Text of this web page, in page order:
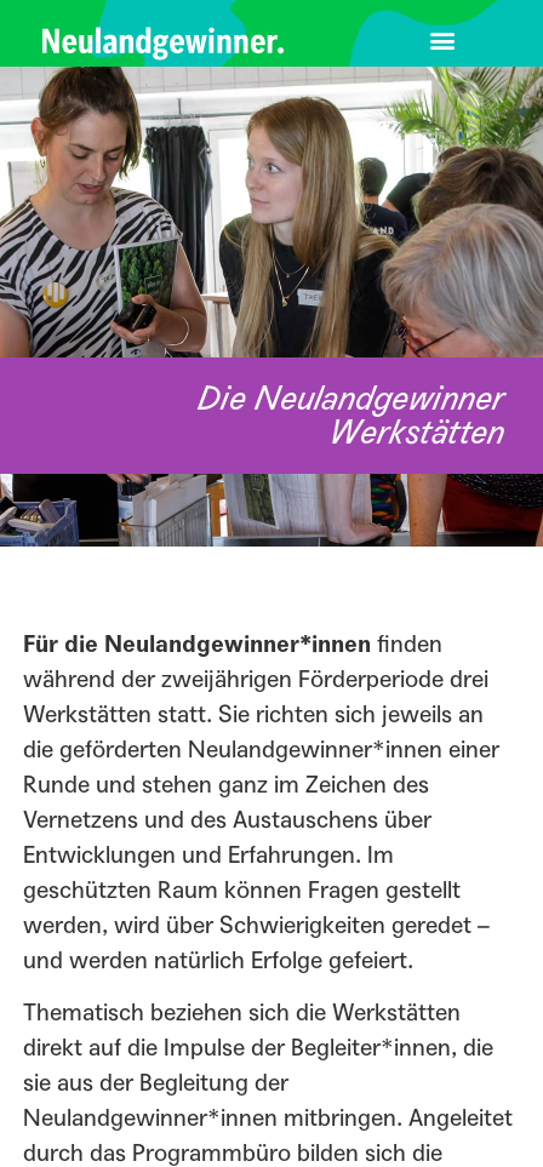
Die Neulandgewinner
Werkstätten
Für die Neulandgewinner*innen finden
während der zweijährigen Förderperiode drei
Werkstätten statt. Sie richten sich jeweils an
die geförderten Neulandgewinner*innen einer
Runde und stehen ganz im Zeichen des
Vernetzens und des Austauschens über
Entwicklungen und Erfahrungen. Im
geschützten Raum können Fragen gestellt
werden, wird über Schwierigkeiten geredet –
und werden natürlich Erfolge gefeiert.
Thematisch beziehen sich die Werkstätten
direkt auf die Impulse der Begleiter*innen, die
sie aus der Begleitung der
Neulandgewinner*innen mitbringen. Angeleitet
durch das Programmbüro bilden sich die